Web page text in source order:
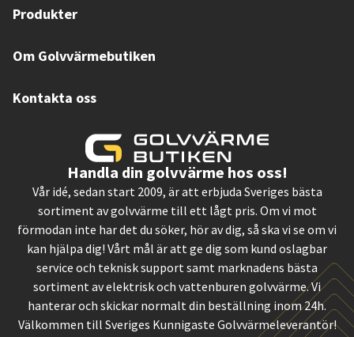
Produkter
Om Golvvärmebutiken
Kontakta oss
Handla din golvvärme hos oss!
Vår idé, sedan start 2009, är att erbjuda Sveriges bästa
sortiment av golvvärme till ett lågt pris. Om vi mot
förmodan inte har det du söker, hör av dig, så ska vi se om vi
kan hjälpa dig! Vårt mål är att ge dig som kund oslagbar
service och teknisk support samt marknadens bästa
sortiment av elektrisk och vattenburen golvvärme. Vi
hanterar och skickar normalt din beställning inom 24h.
Välkommen till Sveriges Kunnigaste Golvvärmeleverantör!